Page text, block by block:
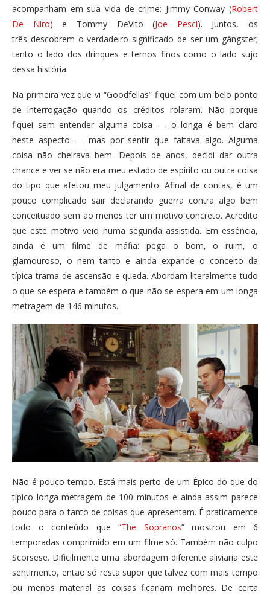
acompanham em sua vida de crime: Jimmy Conway (Robert
De Niro) e Tommy DeVito (Joe Pesci). Juntos, os
três descobrem o verdadeiro significado de ser um gângster;
tanto o lado dos drinques e ternos finos como o lado sujo
dessa história.
Na primeira vez que vi “Goodfellas” fiquei com um belo ponto
de interrogação quando os créditos rolaram. Não porque
fiquei sem entender alguma coisa — o longa é bem claro
neste aspecto — mas por sentir que faltava algo. Alguma
coisa não cheirava bem. Depois de anos, decidi dar outra
chance e ver se não era meu estado de espírito ou outra coisa
do tipo que afetou meu julgamento. Afinal de contas, é um
pouco complicado sair declarando guerra contra algo bem
conceituado sem ao menos ter um motivo concreto. Acredito
que este motivo veio numa segunda assistida. Em essência,
ainda é um filme de máfia: pega o bom, o ruim, o
glamouroso, o nem tanto e ainda expande o conceito da
típica trama de ascensão e queda. Abordam literalmente tudo
o que se espera e também o que não se espera em um longa
metragem de 146 minutos.
Não é pouco tempo. Está mais perto de um Épico do que do
típico longa-metragem de 100 minutos e ainda assim parece
pouco para o tanto de coisas que apresentam. É praticamente
todo o conteúdo que “The Sopranos” mostrou em 6
temporadas comprimido em um filme só. Também não culpo
Scorsese. Dificilmente uma abordagem diferente aliviaria este
sentimento, então só resta supor que talvez com mais tempo
ou menos material as coisas ficariam melhores. De certa